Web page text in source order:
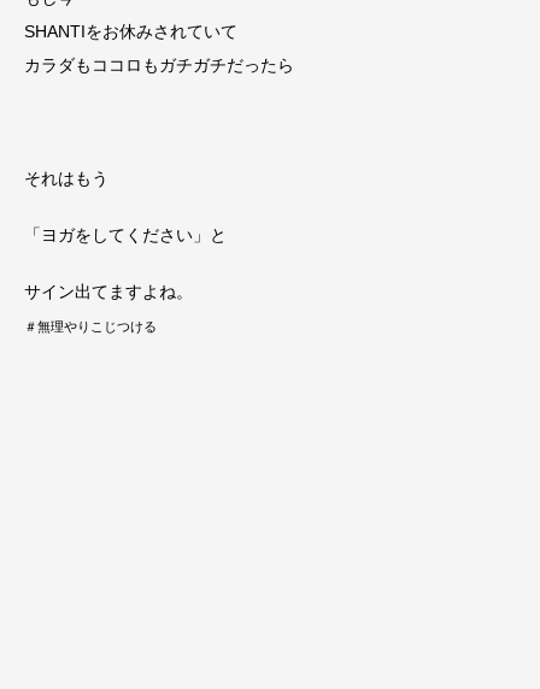
SHANTIをお休みされていて
カラダもココロもガチガチだったら
それはもう
「ヨガをしてください」と
サイン出てますよね。
＃無理やりこじつける